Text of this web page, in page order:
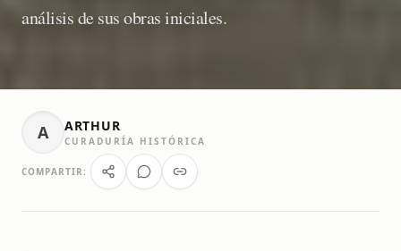
análisis de sus obras iniciales.
A ARTHUR
CURADURÍA HISTÓRICA
COMPARTIR: